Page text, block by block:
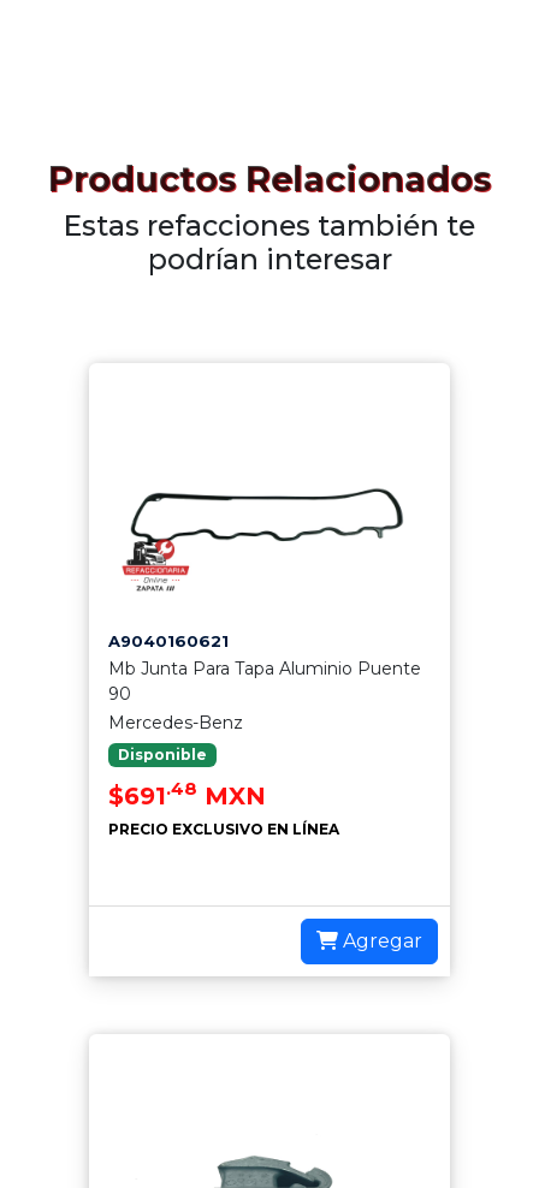
Productos Relacionados
Estas refacciones también te
podrían interesar
A9040160621
Mb Junta Para Tapa Aluminio Puente
90
Mercedes-Benz
Disponible
$691.48 MXN
PRECIO EXCLUSIVO EN LÍNEA
Agregar